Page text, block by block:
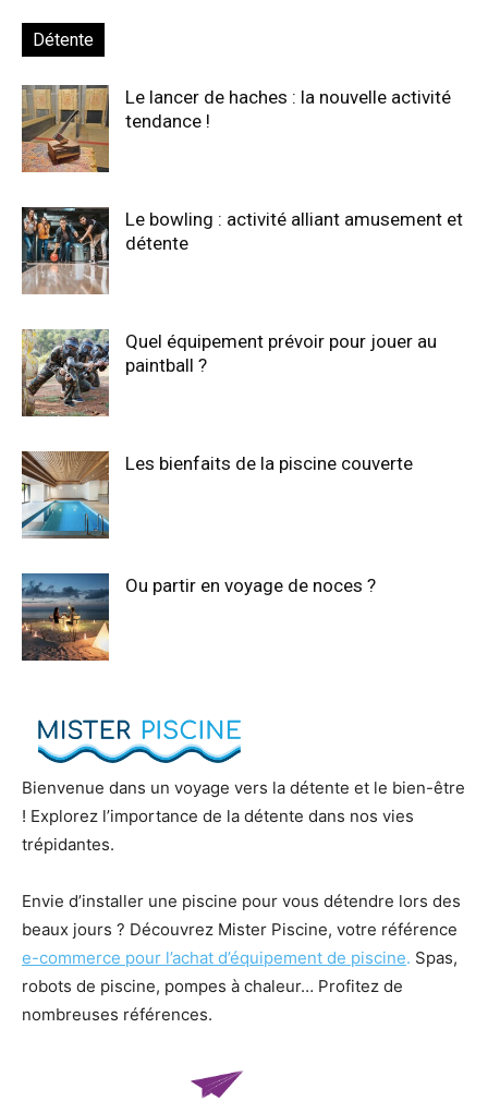
Détente
Le lancer de haches : la nouvelle activité
tendance !
Le bowling : activité alliant amusement et
détente
Quel équipement prévoir pour jouer au
paintball ?
Les bienfaits de la piscine couverte
Ou partir en voyage de noces ?
Bienvenue dans un voyage vers la détente et le bien-être
! Explorez l’importance de la détente dans nos vies
trépidantes.
Envie d’installer une piscine pour vous détendre lors des
beaux jours ? Découvrez Mister Piscine, votre référence
e-commerce pour l’achat d’équipement de piscine. Spas,
robots de piscine, pompes à chaleur… Profitez de
nombreuses références.